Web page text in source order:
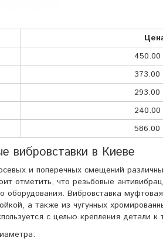
450.00
373.00
293.00
240.00
586.00
вибровставки в Киеве
и поперечных смещений
отметить, что резьбовые
Вибровставка
а также из чугунных
с целью крепления детали к